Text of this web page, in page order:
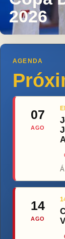
2026
AGENDA
07
AGO
14
AGO